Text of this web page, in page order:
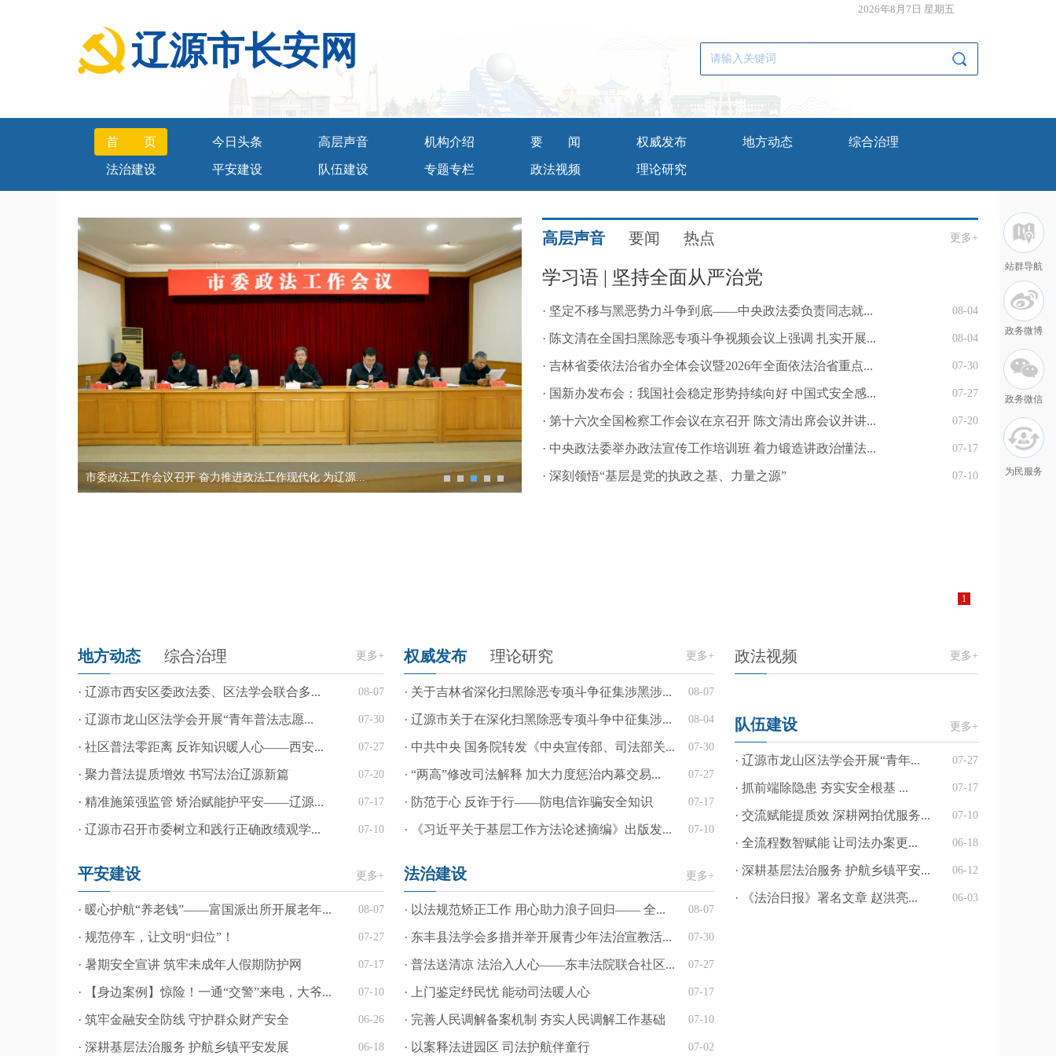
2026年8月7日 星期五
辽源市长安网
首页 今日头条 高层声音 机构介绍 要闻 权威发布 地方动态 综合治理
法治建设 平安建设 队伍建设 专题专栏 政法视频 理论研究
市委政法工作会议召开 奋力推进政法工作现代化 为辽源...
更多+
高层声音 要闻 热点
学习语 | 坚持全面从严治党
· 坚定不移与黑恶势力斗争到底——中央政法委负责同志就... 08-04
· 陈文清在全国扫黑除恶专项斗争视频会议上强调 扎实开展... 08-04
· 吉林省委依法治省办全体会议暨2026年全面依法治省重点... 07-30
· 国新办发布会：我国社会稳定形势持续向好 中国式安全感... 07-27
· 第十六次全国检察工作会议在京召开 陈文清出席会议并讲... 07-20
· 中央政法委举办政法宣传工作培训班 着力锻造讲政治懂法... 07-17
· 深刻领悟“基层是党的执政之基、力量之源” 07-10
1
更多+
地方动态 综合治理
· 辽源市西安区委政法委、区法学会联合多... 08-07
· 辽源市龙山区法学会开展“青年普法志愿... 07-30
· 社区普法零距离 反诈知识暖人心——西安... 07-27
· 聚力普法提质增效 书写法治辽源新篇 07-20
· 精准施策强监管 矫治赋能护平安——辽源... 07-17
· 辽源市召开市委树立和践行正确政绩观学... 07-10
平安建设 更多+
· 暖心护航“养老钱”——富国派出所开展老年... 08-07
· 规范停车，让文明“归位”！ 07-27
· 暑期安全宣讲 筑牢未成年人假期防护网 07-17
· 【身边案例】惊险！一通“交警”来电，大爷... 07-10
· 筑牢金融安全防线 守护群众财产安全 06-26
· 深耕基层法治服务 护航乡镇平安发展 06-18
更多+
权威发布 理论研究
· 关于吉林省深化扫黑除恶专项斗争征集涉黑涉... 08-07
· 辽源市关于在深化扫黑除恶专项斗争中征集涉... 08-04
· 中共中央 国务院转发《中央宣传部、司法部关... 07-30
· “两高”修改司法解释 加大力度惩治内幕交易... 07-27
· 防范于心 反诈于行——防电信诈骗安全知识 07-17
· 《习近平关于基层工作方法论述摘编》出版发... 07-10
法治建设 更多+
· 以法规范矫正工作 用心助力浪子回归—— 全... 08-07
· 东丰县法学会多措并举开展青少年法治宣教活... 07-30
· 普法送清凉 法治入人心——东丰法院联合社区... 07-27
· 上门鉴定纾民忧 能动司法暖人心 07-17
· 完善人民调解备案机制 夯实人民调解工作基础 07-10
· 以案释法进园区 司法护航伴童行 07-02
更多+
政法视频
队伍建设 更多+
· 辽源市龙山区法学会开展“青年... 07-27
· 抓前端除隐患 夯实安全根基 ... 07-17
· 交流赋能提质效 深耕网拍优服务... 07-10
· 全流程数智赋能 让司法办案更... 06-18
· 深耕基层法治服务 护航乡镇平安... 06-12
· 《法治日报》署名文章 赵洪亮... 06-03
站群导航
政务微博
政务微信
为民服务